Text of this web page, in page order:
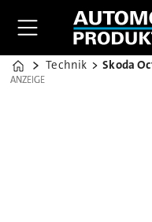
Home
Technik
ANZEIGE
ANZEIGE